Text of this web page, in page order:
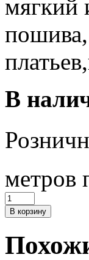
мягкий
пошива,
В
метров
Количество
Батист
с
шелка.
В корзину